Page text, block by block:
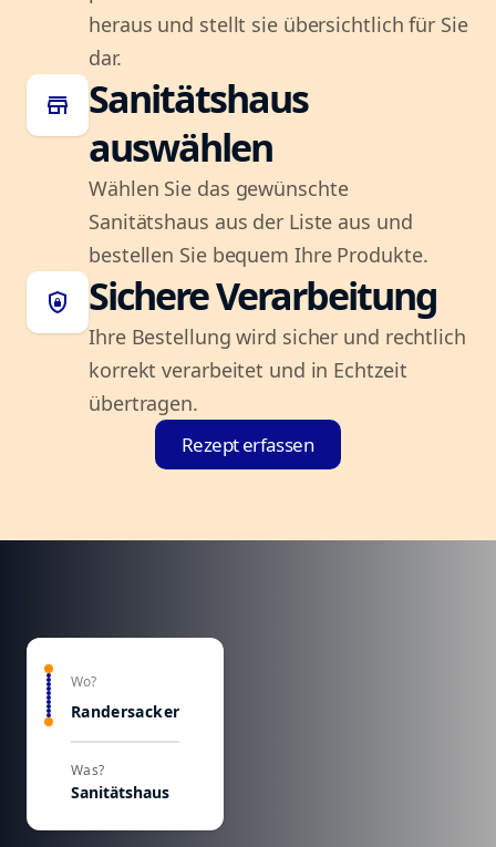
heraus und stellt sie übersichtlich für Sie
dar.
store
Sanitätshaus
auswählen
Wählen Sie das gewünschte
Sanitätshaus aus der Liste aus und
bestellen Sie bequem Ihre Produkte.
shield_lock Sichere Verarbeitung
Ihre Bestellung wird sicher und rechtlich
korrekt verarbeitet und in Echtzeit
übertragen.
Rezept erfassen
Wo?
Randersacker
Was?
Sanitätshaus